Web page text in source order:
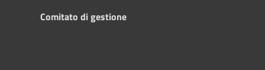
Comitato di gestione